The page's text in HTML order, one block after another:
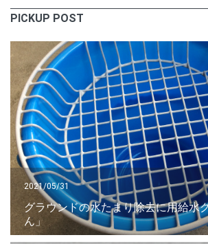
PICKUP POST
2021/05/31
グラウンドの水たまり除去に用給水
ん」